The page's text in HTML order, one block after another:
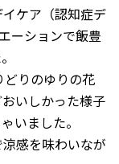
ケア（認知症デ
ーションで飯豊
りのゆりの花
いしかった様子
いました。
感を味わいなが